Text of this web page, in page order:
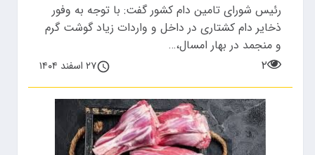
رئیس شورای تامین دام کشور گفت: با توجه به وفور
ذخایر دام کشتاری در داخل و واردات زیاد گوشت گرم
و منجمد در بهار امسال،…
۲
۲۷ اسفند ۱۴۰۴